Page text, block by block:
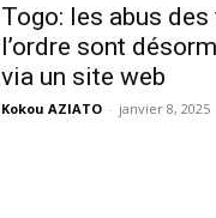
Togo: les abus
l’ordre sont
via un site web
Kokou AZIATO - janvier 8, 2025